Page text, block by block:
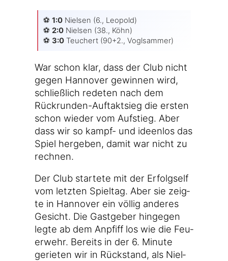
⚽️ 1:0Niel­sen (6., Leo­pold)
⚽️ 2:0Niel­sen (38., Köhn)
⚽️ 3:0Teu­chert (90+2., Voglsammer)
War schon klar, dass der Club nicht
gegen Han­no­ver gewin­nen wird,
schließ­lich rede­ten nach dem
Rückrunden-Auftaktsieg die ers­ten
schon wie­der vom Auf­stieg. Aber
dass wir so kampf- und ideen­los das
Spiel her­ge­ben, damit war nicht zu
rechnen.
Der Club star­te­te mit der Erfolgs­elf
vom letz­ten Spiel­tag. Aber sie zeig­
te in Han­no­ver ein völ­lig ande­res
Gesicht. Die Gast­ge­ber hin­ge­gen
leg­te ab dem Anpfiff los wie die Feu­
er­wehr. Bereits in der 6. Minu­te
gerie­ten wir in Rück­stand, als Niel­